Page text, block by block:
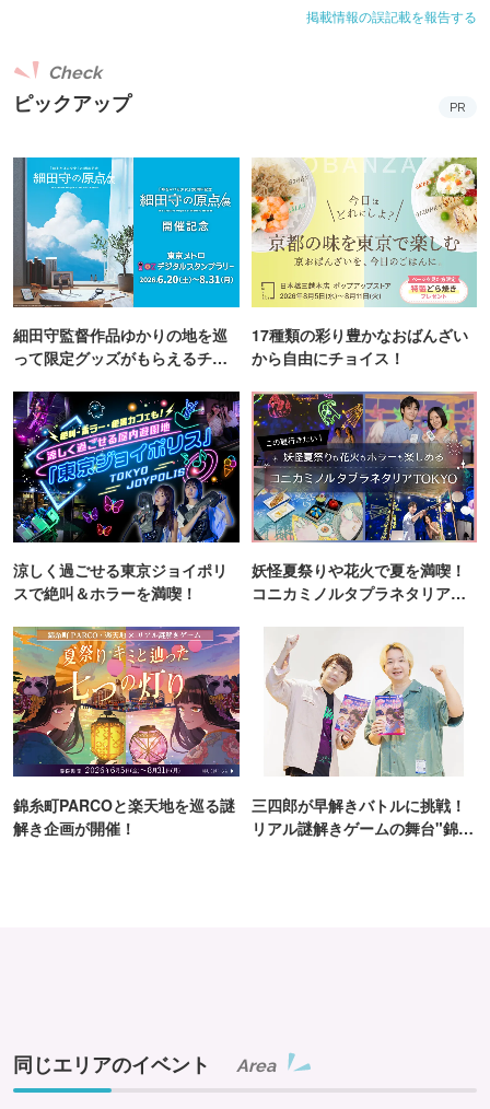
掲載情報の誤記載を報告する
ピックアップ
Check
PR
細田守監督作品ゆかりの地を巡
って限定グッズがもらえるチャ
17種類の彩り豊かなおばんざい
から自由にチョイス！
涼しく過ごせる東京ジョイポリ
スで絶叫＆ホラーを満喫！
妖怪夏祭りや花火で夏を満喫！
コニカミノルタプラネタリア
錦糸町PARCOと楽天地を巡る謎
解き企画が開催！
三四郎が早解きバトルに挑戦！
リアル謎解きゲームの舞台"錦糸
同じエリアのイベント Area